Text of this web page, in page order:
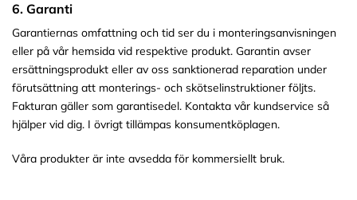
6. Garanti
Garantiernas omfattning och tid ser du i monteringsanvisningen
eller på vår hemsida vid respektive produkt. Garantin avser
ersättningsprodukt eller av oss sanktionerad reparation under
förutsättning att monterings- och skötselinstruktioner följts.
Fakturan gäller som garantisedel. Kontakta vår kundservice så
hjälper vid dig. I övrigt tillämpas konsumentköplagen.
Våra produkter är inte avsedda för kommersiellt bruk.